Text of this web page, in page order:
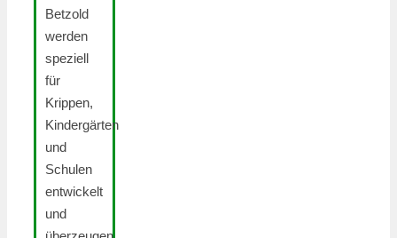
Betzold
werden
speziell
für
Krippen,
Kindergärten
und
Schulen
entwickelt
und